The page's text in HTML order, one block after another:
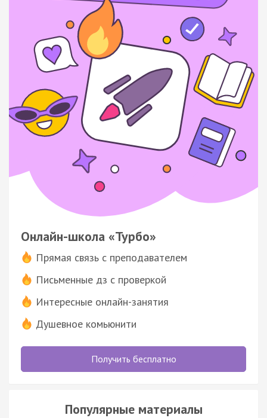
Онлайн-школа «Турбо»
Прямая связь с преподавателем
Письменные дз с проверкой
Интересные онлайн-занятия
Душевное комьюнити
Получить бесплатно
Популярные материалы